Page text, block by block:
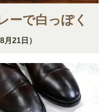
ーで白っぽく
月21日）